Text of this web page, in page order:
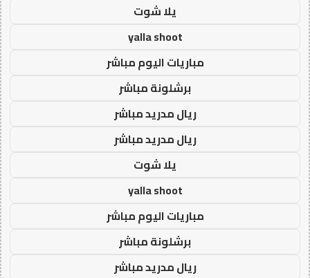
يلا شوت
yalla shoot
مباريات اليوم مباشر
برشلونة مباشر
ريال مدريد مباشر
ريال مدريد مباشر
يلا شوت
yalla shoot
مباريات اليوم مباشر
برشلونة مباشر
ريال مدريد مباشر